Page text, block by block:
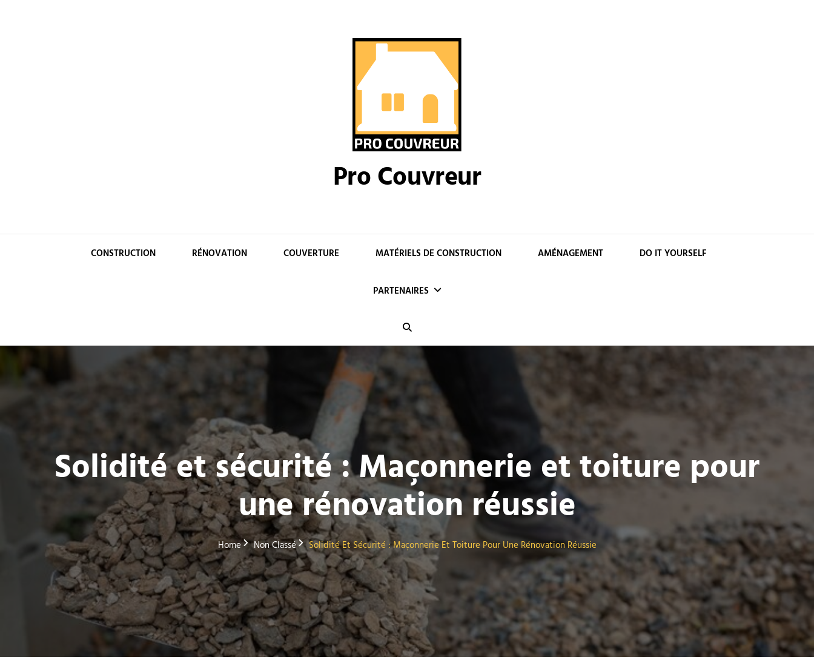
Pro Couvreur
CONSTRUCTION RÉNOVATION COUVERTURE MATÉRIELS DE CONSTRUCTION AMÉNAGEMENT DO IT YOURSELF
PARTENAIRES
Solidité et sécurité : Maçonnerie et toiture pour
une rénovation réussie
Home Non Classé Solidité Et Sécurité : Maçonnerie Et Toiture Pour Une Rénovation Réussie